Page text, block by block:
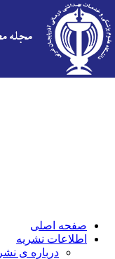
صفحه اصلی
اطلاعات نشریه
درباره ی نشریه